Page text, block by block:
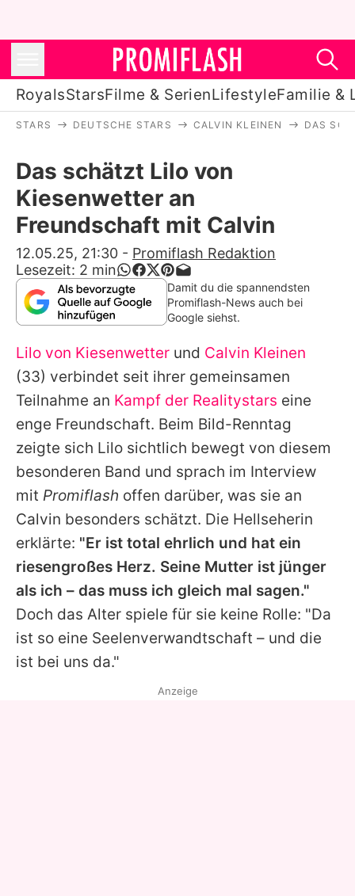
RoyalsStarsFilme & SerienLifestyleFamilie &
Stars
Filme & Serien
Lifestyle
Familie & Liebe
Promiflash Exklusiv
Alle Themen auf Promiflash
Jobs
App runterladen
Team
Redaktionelle Richtlinien
Impressum
Datenschutzerklärung
Nutzungsbedingungen
Utiq verwalten
STARS DEUTSCHE STARS CALVIN KLEINEN DAS
Das schätzt Lilo von
Kiesenwetter an
Freundschaft mit Calvin
12.05.25, 21:30 - Promiflash Redaktion
Lesezeit: 2 min
Damit du die spannendsten
Promiflash-News auch bei
Google siehst.
Lilo von Kiesenwetter und Calvin Kleinen
(33) verbindet seit ihrer gemeinsamen
Teilnahme an Kampf der Realitystars eine
enge Freundschaft. Beim Bild-Renntag
zeigte sich Lilo sichtlich bewegt von diesem
besonderen Band und sprach im Interview
mit Promiflash offen darüber, was sie an
Calvin besonders schätzt. Die Hellseherin
erklärte: "Er ist total ehrlich und hat ein
riesengroßes Herz. Seine Mutter ist jünger
als ich – das muss ich gleich mal sagen."
Doch das Alter spiele für sie keine Rolle: "Da
ist so eine Seelenverwandtschaft – und die
ist bei uns da."
Anzeige